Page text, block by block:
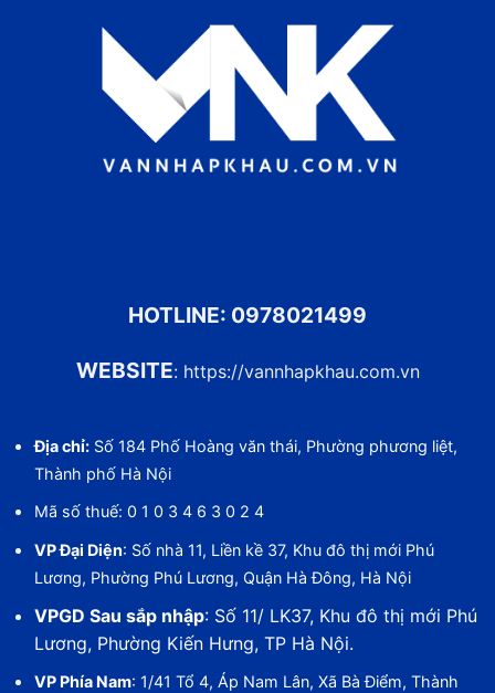
HOTLINE: 0978021499
WEBSITE: https://vannhapkhau.com.vn
Địa chỉ:Số 184 Phố Hoàng văn thái, Phường phương liệt,
Thành phố Hà Nội
Mã số thuế: 0 1 0 3 4 6 3 0 2 4
VP Đại Diện: Số nhà 11, Liền kề 37, Khu đô thị mới Phú
Lương, Phường Phú Lương, Quận Hà Đông, Hà Nội
VPGD Sau sắp nhập: Số 11/ LK37, Khu đô thị mới Phú
Lương, Phường Kiến Hưng, TP Hà Nội.
VP Phía Nam: 1/41 Tổ 4, Áp Nam Lân, Xã Bà Điểm, Thành